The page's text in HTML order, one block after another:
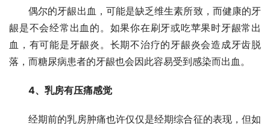
偶尔的牙龈出血，可能是缺乏维生素所致，而健康的牙
龈是不会经常出血的。如果你在刷牙或吃苹果时牙龈常出
血，有可能是牙龈炎。长期不治疗的牙龈炎会造成牙齿脱
落，而糖尿病患者的牙龈也会因此容易受到感染而出血。
4、乳房有压痛感觉
经期前的乳房肿痛也许仅仅是经期综合征的表现，但如